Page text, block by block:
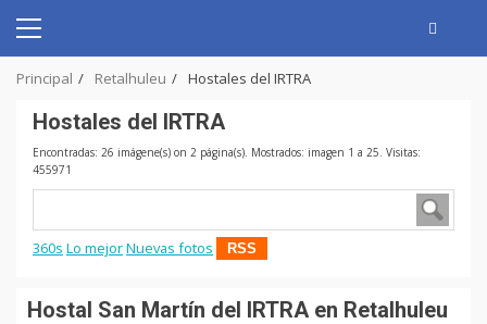
content
Primary
Principal Retalhuleu Hostales del IRTRA
Hostales del IRTRA
Encontradas: 26 imágene(s) on 2 página(s). Mostrados: imagen 1 a 25. Visitas:
455971
360s Lo mejorNuevas fotos RSS
Hostal San Martín del IRTRA en Retalhuleu